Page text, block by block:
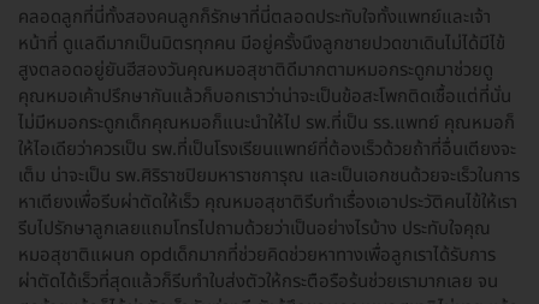
คลอดลูกที่นี่ทั้งสองคนลูกก็รักษาที่นี่ตลอดประทับใจทั้งแพทย์และเจ้า
หน้าที่ ดูแลดีมากเป็นมิตรทุกคน มีอยู่ครั้งนึงลูกชายปวดขาเดินไม่ได้มีไข้
สูงตลอดอยู่ยันฮีสองวันคุณหมอสุชาติดีมากตามหมอกระดูกมาช่วยดู
คุณหมอเค้าปรึกษากันแล้วก็บอกเราว่าน่าจะเป็นข้อสะโพกติดเชื้อแต่ที่นั่น
ไม่มีหมอกระดูกเด็กคุณหมอก็แนะนำให้ไป รพ.ที่เป็น รร.แพทย์ คุณหมอก็
ให้ไอเดียว่าควรเป็น รพ.ที่เป็นโรงเรียนแพทย์ที่ต้องเร็วด้วยถ้าที่อื่นเตียงจะ
เต็ม น่าจะเป็น รพ.ศิริราชปิยมหาราชการุณ และเป็นเอกชนด้วยจะเร็วในการ
หาเตียงเพื่อรีบผ่าตัดให้เร็ว คุณหมอสุชาติรีบทำเรื่องเอาประวัติคนไข้ให้เรา
รีบไปรักษาลูกเลยแถมโทรไปถามด้วยว่าเป็นอย่างไรบ้าง ประทับใจคุณ
หมอสุชาติแผนก opdเด็กมากที่ช่วยคิดช่วยหาทางเพื่อลูกเราได้รับการ
ผ่าตัดได้เร็วที่สุดแล้วก็รีบทำใบส่งตัวให้กระตือรือร้นช่วยเรามากเลย จน